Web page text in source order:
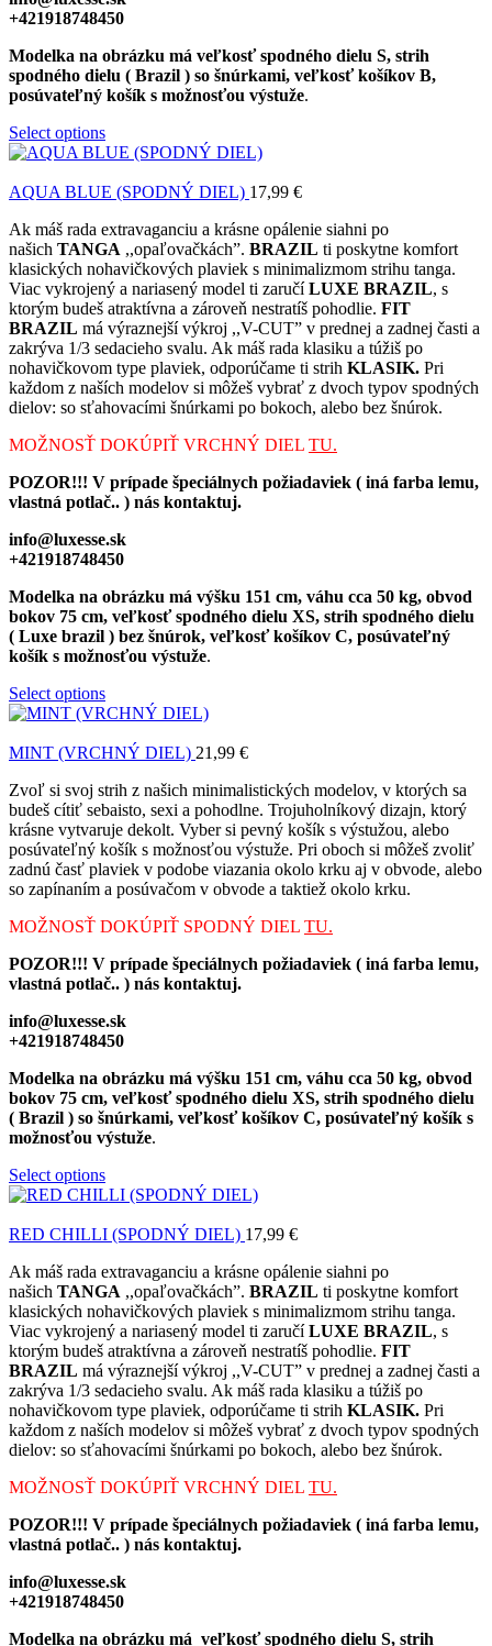
+421918748450
Modelka na obrázku má veľkosť spodného dielu S, strih
spodného dielu ( Brazil ) so šnúrkami, veľkosť košíkov B,
posúvateľný košík s možnosťou výstuže.
Select options
AQUA BLUE (SPODNÝ DIEL) 17,99 €
Ak máš rada extravaganciu a krásne opálenie siahni po
našich TANGA ,,opaľovačkách”. BRAZIL ti poskytne komfort
klasických nohavičkových plaviek s minimalizmom strihu tanga.
Viac vykrojený a nariasený model ti zaručíLUXE BRAZIL, s
ktorým budeš atraktívna a zároveň nestratíš pohodlie. FIT
BRAZIL má výraznejší výkroj ,,V-CUT” v prednej a zadnej časti a
zakrýva 1/3 sedacieho svalu. Ak máš rada klasiku a túžiš po
nohavičkovom type plaviek, odporúčame ti strih KLASIK. Pri
každom z naších modelov si môžeš vybrať z dvoch typov spodných
dielov: so sťahovacími šnúrkami po bokoch, alebo bez šnúrok.
MOŽNOSŤ DOKÚPIŤ VRCHNÝ DIEL TU.
POZOR!!! V prípade špeciálnych požiadaviek ( iná farba lemu,
vlastná potlač.. ) nás kontaktuj.
info@luxesse.sk
+421918748450
Modelka na obrázku má výšku 151 cm, váhu cca 50 kg, obvod
bokov 75 cm, veľkosť spodného dielu XS, strih spodného dielu
( Luxe brazil ) bez šnúrok, veľkosť košíkov C, posúvateľný
košík s možnosťou výstuže.
Select options
MINT (VRCHNÝ DIEL) 21,99 €
Zvoľ si svoj strih z našich minimalistických modelov, v ktorých sa
budeš cítiť sebaisto, sexi a pohodlne. Trojuholníkový dizajn, ktorý
krásne vytvaruje dekolt. Vyber si pevný košík s výstužou, alebo
posúvateľný košík s možnosťou výstuže. Pri oboch si môžeš zvoliť
zadnú časť plaviek v podobe viazania okolo krku aj v obvode, alebo
so zapínaním a posúvačom v obvode a taktiež okolo krku.
MOŽNOSŤ DOKÚPIŤ SPODNÝ DIEL TU.
POZOR!!! V prípade špeciálnych požiadaviek ( iná farba lemu,
vlastná potlač.. ) nás kontaktuj.
info@luxesse.sk
+421918748450
Modelka na obrázku má výšku 151 cm, váhu cca 50 kg, obvod
bokov 75 cm, veľkosť spodného dielu XS, strih spodného dielu
( Brazil ) so šnúrkami, veľkosť košíkov C, posúvateľný košík s
možnosťou výstuže.
Select options
RED CHILLI (SPODNÝ DIEL) 17,99 €
Ak máš rada extravaganciu a krásne opálenie siahni po
našich TANGA ,,opaľovačkách”. BRAZIL ti poskytne komfort
klasických nohavičkových plaviek s minimalizmom strihu tanga.
Viac vykrojený a nariasený model ti zaručíLUXE BRAZIL, s
ktorým budeš atraktívna a zároveň nestratíš pohodlie. FIT
BRAZIL má výraznejší výkroj ,,V-CUT” v prednej a zadnej časti a
zakrýva 1/3 sedacieho svalu. Ak máš rada klasiku a túžiš po
nohavičkovom type plaviek, odporúčame ti strih KLASIK. Pri
každom z naších modelov si môžeš vybrať z dvoch typov spodných
dielov: so sťahovacími šnúrkami po bokoch, alebo bez šnúrok.
MOŽNOSŤ DOKÚPIŤ VRCHNÝ DIEL TU.
POZOR!!! V prípade špeciálnych požiadaviek ( iná farba lemu,
vlastná potlač.. ) nás kontaktuj.
info@luxesse.sk
+421918748450
Modelka na obrázku má veľkosť spodného dielu S, strih